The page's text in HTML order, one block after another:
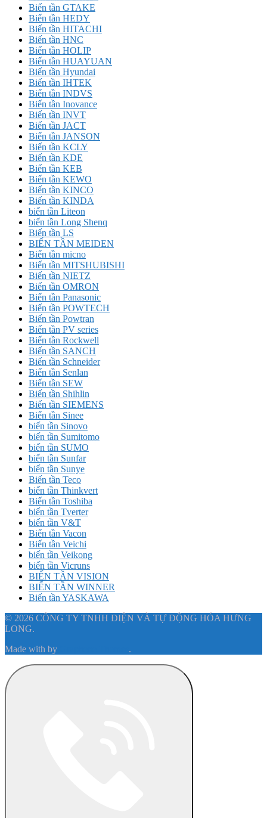
Biến tần GTAKE
Biến tần HEDY
Biến tần HITACHI
Biến tần HNC
Biến tần HOLIP
Biến tần HUAYUAN
Biến tần Hyundai
Biến tần IHTEK
Biến tần INDVS
Biến tần Inovance
Biến tần INVT
Biến tần JACT
Biến tần JANSON
Biến tần KCLY
Biến tần KDE
Biến tần KEB
Biến tần KEWO
Biến tần KINCO
Biến tần KINDA
biến tần Liteon
biến tần Long Shenq
Biến tần LS
BIẾN TẦN MEIDEN
Biến tần micno
Biến tần MITSHUBISHI
Biến tần NIETZ
Biến tần OMRON
Biến tần Panasonic
Biến tần POWTECH
Biến tần Powtran
Biến tần PV series
Biến tần Rockwell
Biến tần SANCH
Biến tần Schneider
Biến tần Senlan
Biến tần SEW
Biến tần Shihlin
Biến tần SIEMENS
Biến tần Sinee
biến tần Sinovo
biến tần Sumitomo
biến tần SUMO
biến tần Sunfar
biến tần Sunye
Biến tần Teco
biến tần Thinkvert
Biến tần Toshiba
biến tần Tverter
biến tần V&T
Biến tần Vacon
Biến tần Veichi
biến tần Veikong
biến tần Vicruns
BIẾN TẦN VISION
BIẾN TẦN WINNER
Biến tần YASKAWA
© 2026 CÔNG TY TNHH ĐIỆN VÀ TỰ ĐỘNG HÓA HƯNG
LONG.
Made with by .